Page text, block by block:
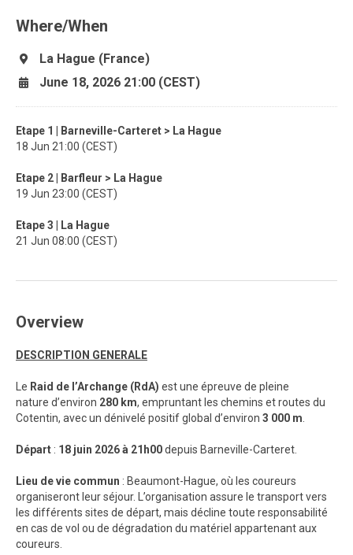
Where/When
La Hague (France)
June 18, 2026 21:00 (CEST)
Etape 1 | Barneville-Carteret > La Hague
18 Jun 21:00 (CEST)
Etape 2 | Barfleur > La Hague
19 Jun 23:00 (CEST)
Etape 3 | La Hague
21 Jun 08:00 (CEST)
Overview
DESCRIPTION GENERALE
Le Raid de l’Archange (RdA) est une épreuve de pleine
nature d’environ 280 km, empruntant les chemins et routes du
Cotentin, avec un dénivelé positif global d’environ 3 000 m
Départ : 18 juin 2026 à 21h00depuis Barneville-Carteret.
Lieu de vie commun : Beaumont-Hague, où les coureurs
organiseront leur séjour. L’organisation assure le transport vers
les différents sites de départ, mais décline toute responsabilité
en cas de vol ou de dégradation du matériel appartenant aux
coureurs.